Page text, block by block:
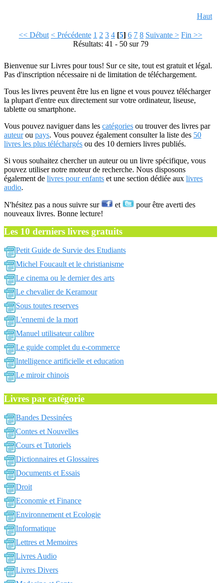
Haut
<< Début < Précédente 1 2 3 4 [5] 6 7 8 Suivante > Fin >>
Résultats: 41 - 50 sur 79
Bienvenue sur Livres pour tous! Sur ce site, tout est gratuit et légal.
Pas d'inscription nécessaire ni de limitation de téléchargement.
Tous les livres peuvent être lus en ligne et vous pouvez télécharger
la plupart d'entre eux directement sur votre ordinateur, liseuse,
tablette ou smartphone.
Vous pouvez naviguer dans les catégories ou trouver des livres par
auteurou pays. Vous pouvez également consulter la liste des 50
livres les plus téléchargés ou des 10 derniers livres publiés.
Si vous souhaitez chercher un auteur ou un livre spécifique, vous
pouvez utiliser notre moteur de recherche. Nous disposons
également de livres pour enfants et une section dédiée aux livres
audio.
N'hésitez pas a nous suivre sur et
pour être averti des
nouveaux livres. Bonne lecture!
Les 10 derniers livres gratuits
Petit Guide de Survie des Etudiants
Michel Foucault et le christianisme
Le cinema ou le dernier des arts
Le chevalier de Keramour
Sous toutes reserves
L'ennemi de la mort
Manuel utilisateur calibre
Le guide complet du e-commerce
Intelligence artificielle et education
Le miroir chinois
Livres par catégorie
Bandes Dessinées
Contes et Nouvelles
Cours et Tutoriels
Dictionnaires et Glossaires
Documents et Essais
Droit
Economie et Finance
Environnement et Ecologie
Informatique
Lettres et Memoires
Livres Audio
Livres Divers